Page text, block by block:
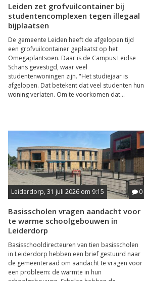
Leiden zet grofvuilcontainer bij
studentencomplexen tegen illegaal
bijplaatsen
De gemeente Leiden heeft de afgelopen tijd
een grofvuilcontainer geplaatst op het
Omegaplantsoen. Daar is de Campus Leidse
Schans gevestigd, waar veel
studentenwoningen zijn. "Het studiejaar is
afgelopen. Dat betekent dat veel studenten hun
woning verlaten. Om te voorkomen dat...
Leiderdorp, 31 juli 2026 om 9:15 0
Basisscholen vragen aandacht voor
te warme schoolgebouwen in
Leiderdorp
Basisschooldirecteuren van tien basisscholen
in Leiderdorp hebben een brief gestuurd naar
de gemeenteraad om aandacht te vragen voor
een probleem: de warmte in hun